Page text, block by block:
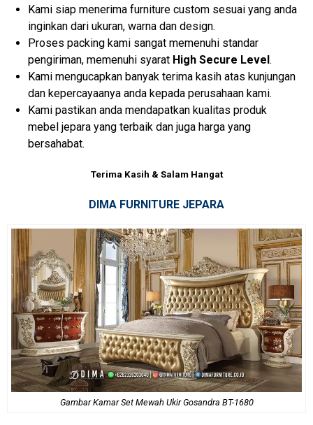
Kami siap menerima furniture custom sesuai yang anda
inginkan dari ukuran, warna dan design.
Proses packing kami sangat memenuhi standar
pengiriman, memenuhi syarat High Secure Level.
Kami mengucapkan banyak terima kasih atas kunjungan
dan kepercayaanya anda kepada perusahaan kami.
Kami pastikan anda mendapatkan kualitas produk
mebel jepara yang terbaik dan juga harga yang
bersahabat.
Terima Kasih & Salam Hangat
DIMA FURNITURE JEPARA
Gambar Kamar Set Mewah Ukir Gosandra BT-1680